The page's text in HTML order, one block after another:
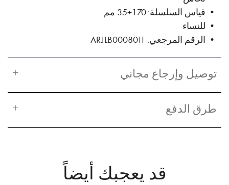
• قياس السلسلة: 170+35 مم
• للنساء
• الرقم المرجعي: ARJLB0008011
توصيل وإرجاع مجاني
طرق الدفع
قد يعجبك أيضاً